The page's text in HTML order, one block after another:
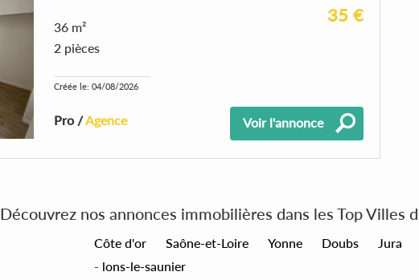
35 €
36 m²
2 pièces
Créée le: 04/08/2026
Pro /Agence Voir l'annonce
Découvrez nos annonces immobilières dans les Top Villes
Côte d'or Saône-et-Loire Yonne Doubs Jura
- lons-le-saunier